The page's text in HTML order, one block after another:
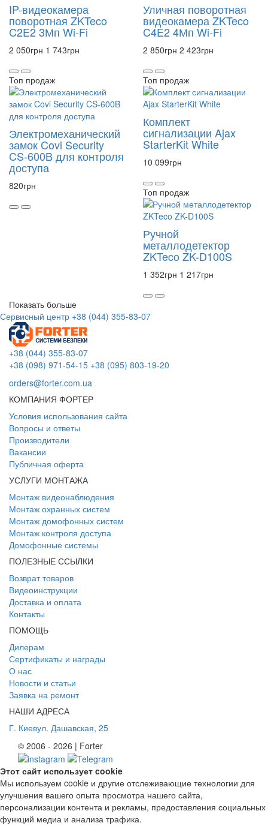
IP-видеокамера
поворотная ZKTeco
C2E2 3Мп Wi-Fi
2 050грн 1 743грн
Уличная поворотная
видеокамера ZKTeco
C4E2 4Мп Wi-Fi
2 850грн 2 423грн
Топ продаж
Электромеханический
замок Covi Security
CS-600B для контроля
доступа
820грн
Топ продаж
Комплект
сигнализации Ajax
StarterKit White
10 099грн
Топ продаж
Ручной
металлодетектор
ZKTeco ZK-D100S
1 352грн 1 217грн
Показать больше
Сервисный центр +38 (044) 355-83-07
+38 (044) 355-83-07
+38 (098) 971-54-15 +38 (095) 803-19-20
orders@forter.com.ua
КОМПАНИЯ ФОРТЕР
Условия использования сайта
Вопросы и ответы
Производители
Вакансии
Публичная оферта
УСЛУГИ МОНТАЖА
Монтаж видеонаблюдения
Монтаж охранных систем
Монтаж домофонных систем
Монтаж контроля доступа
Домофонные системы
ПОЛЕЗНЫЕ ССЫЛКИ
Возврат товаров
Видеоинструкции
Доставка и оплата
Контакты
ПОМОЩЬ
Дилерам
Сертификаты и награды
О нас
Новости и статьи
Заявка на ремонт
НАШИ АДРЕСА
Г. Киевул. Дашавская, 25
© 2006 - 2026 | Forter
Этот сайт использует cookie
Мы используем cookie и другие отслеживающие технологии для
улучшения вашего опыта просмотра нашего сайта,
персонализации контента и рекламы, предоставления социальных
функций медиа и анализа трафика.